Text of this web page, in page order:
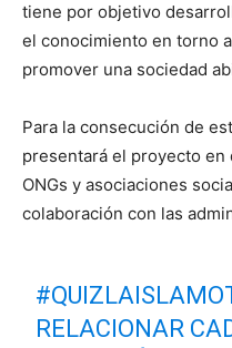
tiene por objetivo
el conocimiento en torno
promover una sociedad
Para la consecución de
presentará el proyecto
ONGs y asociaciones
colaboración con las
RELACIONAR